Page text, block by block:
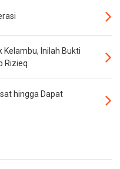
Kelambu, Inilah Bukti
Rizieq
hingga Dapat